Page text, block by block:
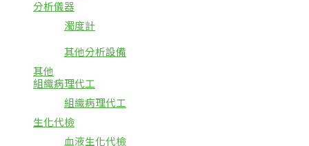
分析儀器
濁度計
其他分析設備
其他
組織病理代工
組織病理代工
生化代檢
血液生化代檢